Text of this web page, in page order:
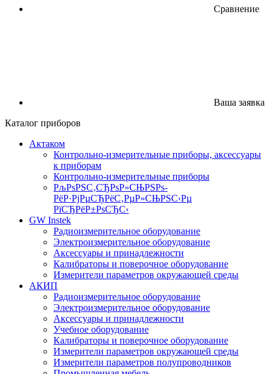
Сравнение
Ваша заявка
Каталог приборов
Актаком
Контрольно-измерительные приборы, аксессуары
к приборам
Контрольно-измерительные приборы
РљРѕРЅС‚СЂРѕР»СЊРЅРѕ-
РёР·РјРµСЂРёС‚РµР»СЊРЅС‹Рµ
РїСЂРёР±РѕСЂС‹
GW Instek
Радиоизмерительное оборудование
Электроизмерительное оборудование
Аксессуары и принадлежности
Калибраторы и поверочное оборудование
Измерители параметров окружающей среды
АКИП
Радиоизмерительное оборудование
Электроизмерительное оборудование
Аксессуары и принадлежности
Учебное оборудование
Калибраторы и поверочное оборудование
Измерители параметров окружающей среды
Измерители параметров полупроводников